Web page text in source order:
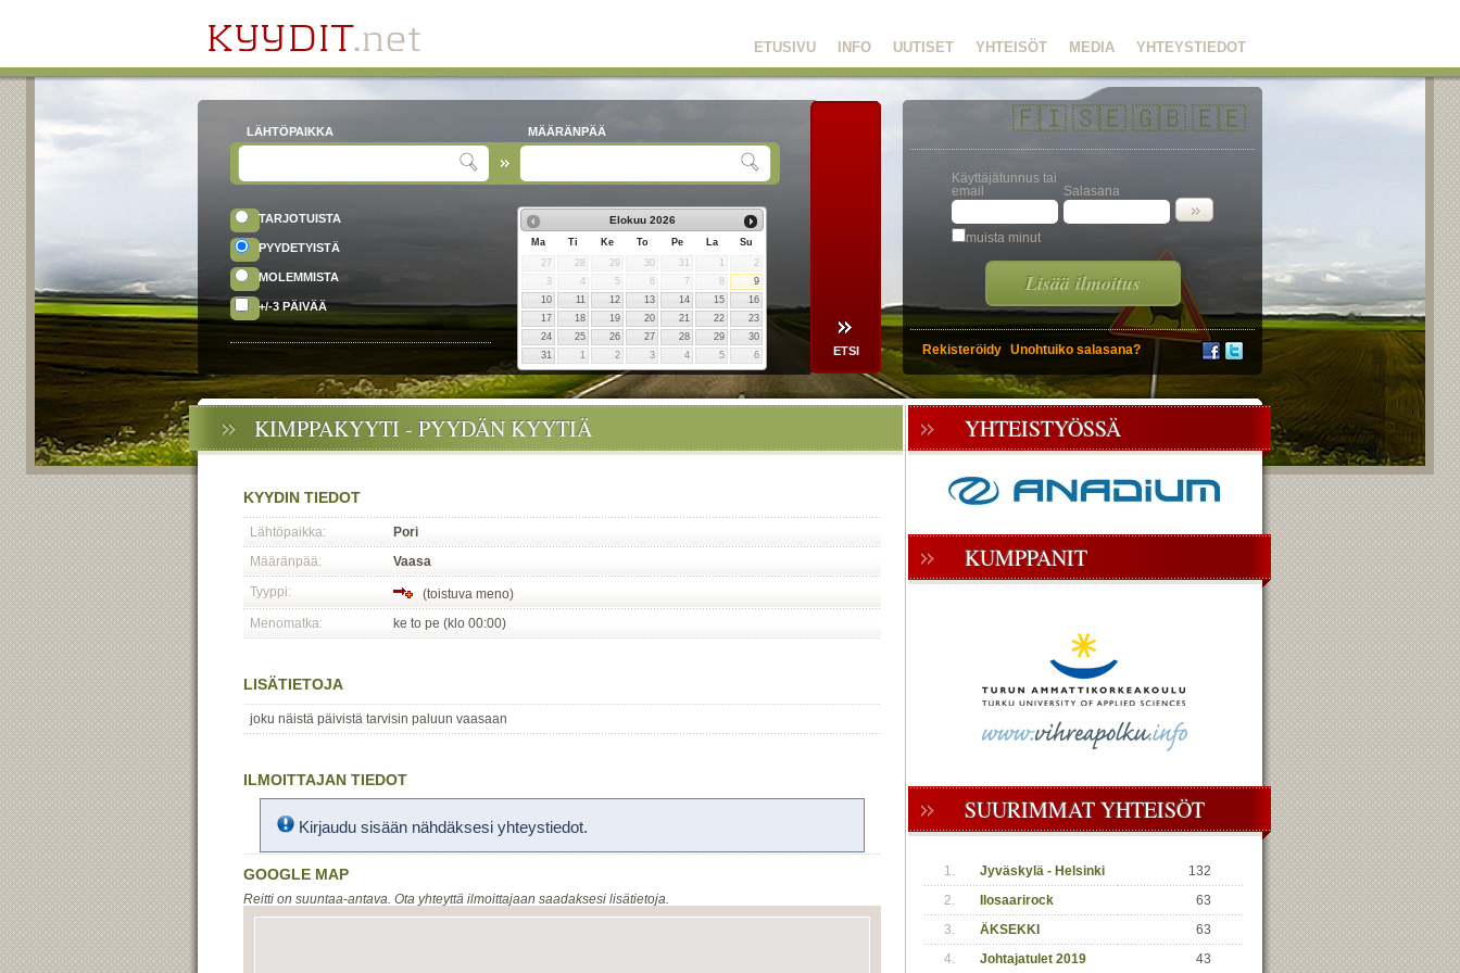
YHTEYSTIEDOT
MEDIA
YHTEISÖT
UUTISET
INFO
ETUSIVU
LÄHTÖPAIKKA MÄÄRÄNPÄÄ
TARJOTUISTA
PYYDETYISTÄ
MOLEMMISTA
+/-3 PÄIVÄÄ
Elokuu 2026
Ma Ti Ke To Pe La
Su
27
28 29 30 31
2
3
4 5 6 7 8
9
10
11 12 13 14 15
16
17
18 19 20 21 22
23
24
25 26 27 28 29
30
31
1 2 3 4 5 6
🇫🇮🇸🇪🇬🇧🇪🇪
Käyttäjätunnus tai
email
Salasana
muista minut
Lisää ilmoitus
Rekisteröidy Unohtuiko salasana?
KIMPPAKYYTI - PYYDÄN KYYTIÄ
KYYDIN TIEDOT
Lähtöpaikka:
Pori
Määränpää:
Vaasa
Tyyppi:
(toistuva meno)
Menomatka:
ke to pe (klo 00:00)
LISÄTIETOJA
joku näistä päivistä tarvisin paluun vaasaan
ILMOITTAJAN TIEDOT
Kirjaudu sisään nähdäksesi yhteystiedot.
GOOGLE MAP
Reitti on suuntaa-antava. Ota yhteyttä ilmoittajaan saadaksesi lisätietoja.
YHTEISTYÖSSÄ
KUMPPANIT
SUURIMMAT YHTEISÖT
1. Jyväskylä - Helsinki
132
2.
Ilosaarirock
63
3.
ÄKSEKKI
63
4.
Johtajatulet 2019
43